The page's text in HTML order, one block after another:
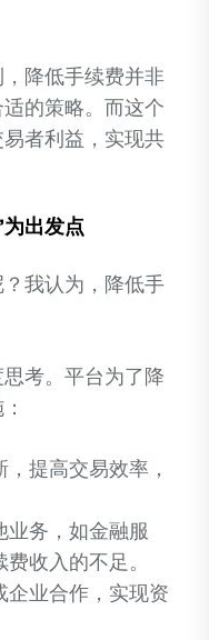
降低手续费并非
的策略。而这个
者利益，实现共
出发点
我认为，降低手
考。平台为了降
，提高交易效率，
业务，如金融服
收入的不足。
企业合作，实现资